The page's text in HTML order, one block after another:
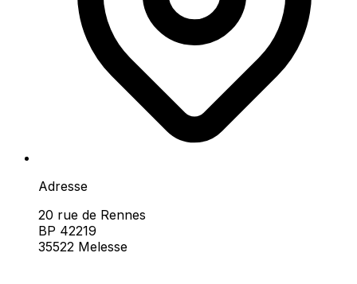
Adresse
20 rue de Rennes
BP 42219
35522 Melesse